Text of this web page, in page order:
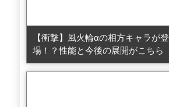
【衝撃】風火輪αの相方キャラが登
場！？性能と今後の展開がこちら